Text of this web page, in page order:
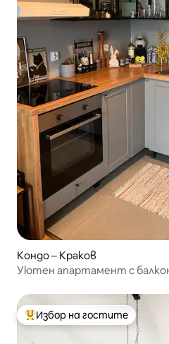
Кондо – Краков
Уютен апартамент с
Най-популярен избор на
Избор на гостите